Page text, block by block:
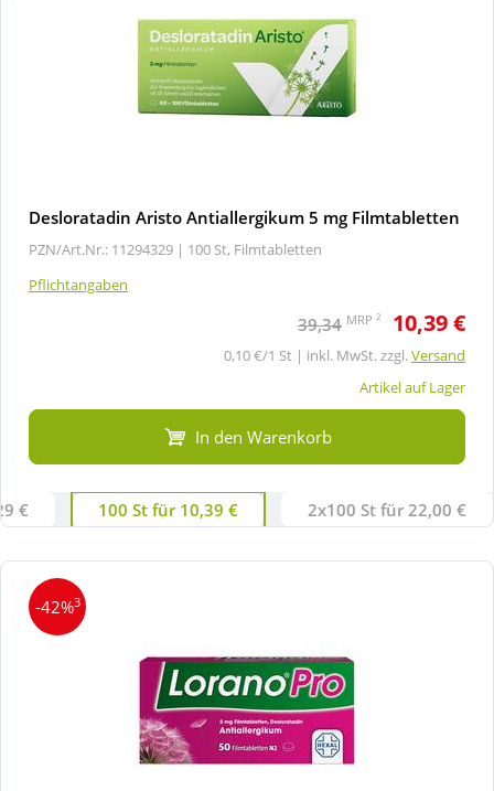
Desloratadin Aristo Antiallergikum 5 mg Filmtabletten
PZN/Art.Nr.: 11294329 | 100 St, Filmtabletten
Pflichtangaben
39,34 MRP 2 10,39 €
0,10 €/1 St | inkl. MwSt. zzgl.Versand
Artikel auf Lager
In den Warenkorb
€ 100 St für 10,39 € 2x100 St für 22,00 €
-42%3